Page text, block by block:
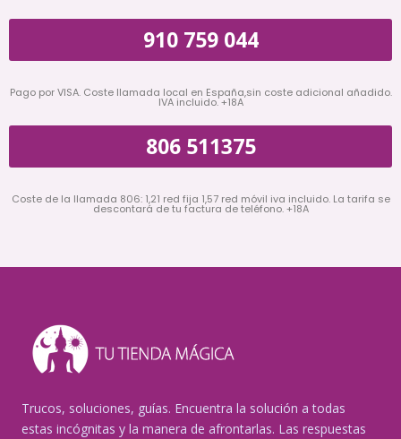
910 759 044
Pago por VISA. Coste llamada local en España,sin coste adicional añadido.
IVA incluido. +18A
806 511375
Coste de la llamada 806: 1,21 red fija 1,57 red móvil iva incluido. La tarifa se
descontará de tu factura de teléfono. +18A
Trucos, soluciones, guías. Encuentra la solución a todas
estas incógnitas y la manera de afrontarlas. Las respuestas